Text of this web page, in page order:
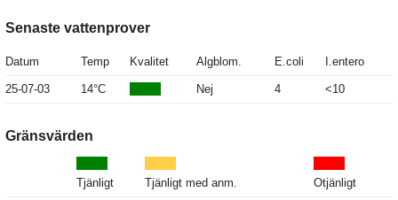
Senaste vattenprover
Datum Temp Kvalitet Algblom. E.coli I.entero
25-07-03 14°C Nej 4 <10
Gränsvärden
Tjänligt Tjänligt med anm. Otjänligt